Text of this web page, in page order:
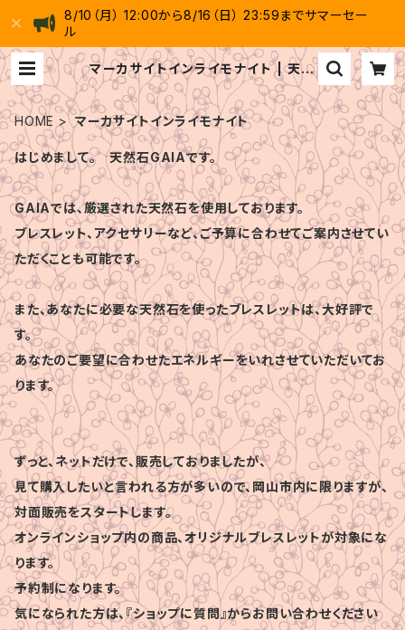
8/10（月） 12:00から8/16（日） 23:59までサマーセー
ル
マーカサイトインライモナイト | 天然
石 GAIA
HOME マーカサイトインライモナイト
はじめまして。 天然石GAIAです。
GAIAでは、厳選された天然石を使用しております。
ブレスレット、アクセサリーなど、ご予算に合わせてご案内させてい
ただくことも可能です。
また、あなたに必要な天然石を使ったブレスレットは、大好評で
す。
あなたのご要望に合わせたエネルギーをいれさせていただいてお
ります。
ずっと、ネットだけで、販売しておりましたが、
見て購入したいと言われる方が多いので、岡山市内に限りますが、
対面販売をスタートします。
オンラインショップ内の商品、オリジナルブレスレットが対象にな
ります。
予約制になります。
気になられた方は、『ショップに質問』からお問い合わせください